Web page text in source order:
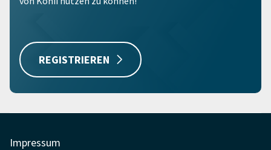
REGISTRIEREN
Impressum